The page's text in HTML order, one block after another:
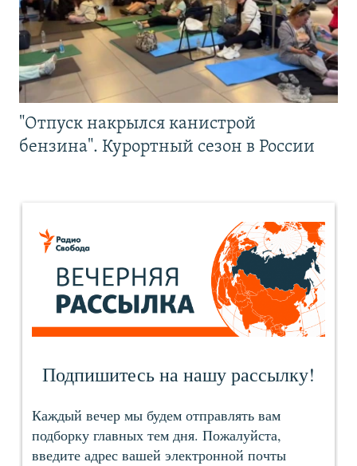
"Отпуск накрылся канистрой
бензина". Курортный сезон в России